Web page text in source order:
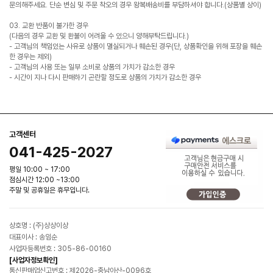
문의해주세요. 단순 변심 및 주문 착오의 경우 왕복배송비를 부담하셔야 합니다.(상품별 상이)
03. 교환 반품이 불가한 경우
(다음의 경우 교환 및 환불이 어려울 수 있으니 양해부탁드립니다.)
- 고객님의 책임있는 사유로 상품이 멸실되거나 훼손된 경우(단, 상품확인을 위해 포장을 훼손
한 경우는 제외)
- 고객님의 사용 또는 일부 소비로 상품의 가치가 감소한 경우
- 시간이 지나 다시 판매하기 곤란할 정도로 상품의 가치가 감소한 경우
고객센터
041-425-2027
평일 10:00 ~ 17:00
점심시간 12:00 ~13:00
주말 및 공휴일은 휴무입니다.
상호명 : (주)상상이상
대표이사 : 송임순
사업자등록번호 : 305-86-00160
[사업자정보확인]
통신판매업신고번호 : 제2026-충남아산-0096호